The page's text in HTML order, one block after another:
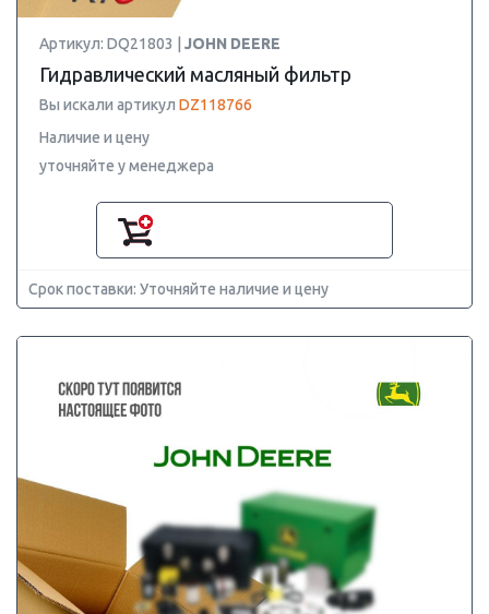
Артикул: DQ21803 | JOHN DEERE
Гидравлический масляный фильтр
Вы искали артикул DZ118766
Наличие и цену
уточняйте у менеджера
Срок поставки: Уточняйте наличие и цену